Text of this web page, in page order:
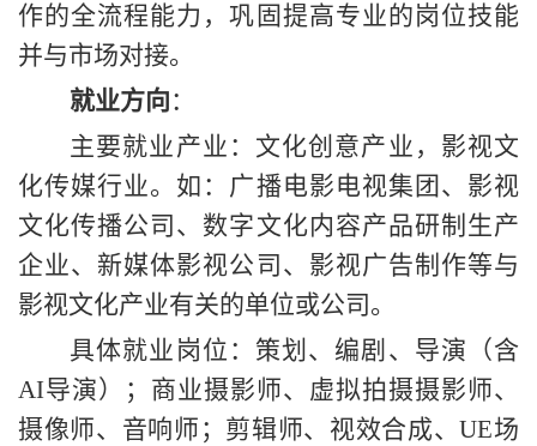
作的全流程能力，巩固提高专业的岗位技能
并与市场对接。
就业方向：
主要就业产业：文化创意产业，影视文
化传媒行业。如：广播电影电视集团、影视
文化传播公司、数字文化内容产品研制生产
企业、新媒体影视公司、影视广告制作等与
影视文化产业有关的单位或公司。
具体就业岗位：策划、编剧、导演 （含
AI导演） ；商业摄影师、 虚拟拍摄摄影师、
摄像师、 音响师；剪辑师、视效合成、UE场